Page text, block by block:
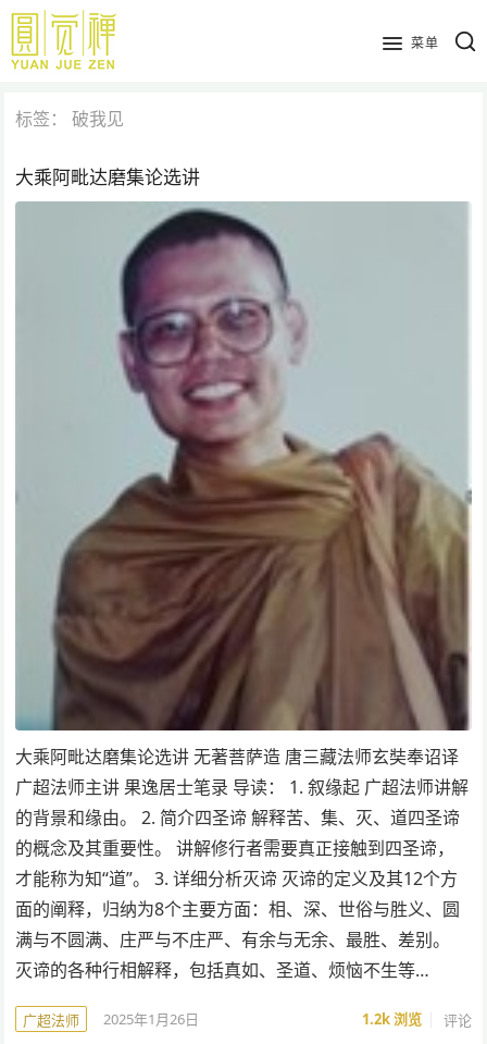
跳
主
内
菜单
标签：破我见
大乘阿毗达磨集论选讲
大乘阿毗达磨集论选讲 无著菩萨造 唐三藏法师玄奘奉诏译
广超法师主讲 果逸居士笔录 导读： 1. 叙缘起 广超法师讲解
的背景和缘由。 2. 简介四圣谛 解释苦、集、灭、道四圣谛
的概念及其重要性。 讲解修行者需要真正接触到四圣谛，
才能称为知“道”。 3. 详细分析灭谛 灭谛的定义及其12个方
面的阐释，归纳为8个主要方面：相、深、世俗与胜义、圆
满与不圆满、庄严与不庄严、有余与无余、最胜、差别。
灭谛的各种行相解释，包括真如、圣道、烦恼不生等…
广超法师 2025年1月26日 1.2k浏览 评论